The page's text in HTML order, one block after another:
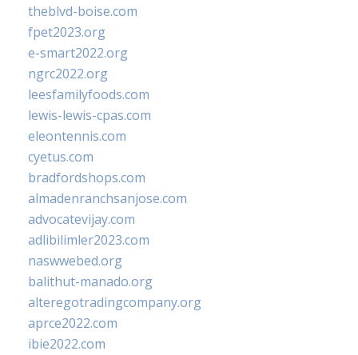
theblvd-boise.com
fpet2023.org
e-smart2022.org
ngrc2022.org
leesfamilyfoods.com
lewis-lewis-cpas.com
eleontennis.com
cyetus.com
bradfordshops.com
almadenranchsanjose.com
advocatevijay.com
adlibilimler2023.com
naswwebed.org
balithut-manado.org
alteregotradingcompany.org
aprce2022.com
ibie2022.com